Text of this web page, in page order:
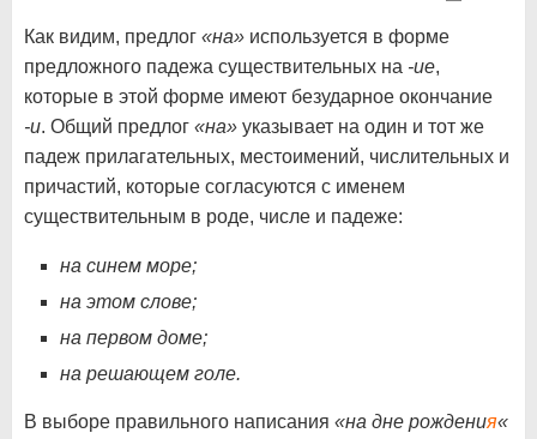
Как видим, предлог «на» используется в форме
предложного падежа существительных на -ие,
которые в этой форме имеют безударное окончание
-и. Общий предлог «на» указывает на один и тот же
падеж прилагательных, местоимений, числительных и
причастий, которые согласуются с именем
существительным в роде, числе и падеже:
на синем море;
на этом слове;
на первом доме;
на решающем голе.
В выборе правильного написания «на дне рождения«